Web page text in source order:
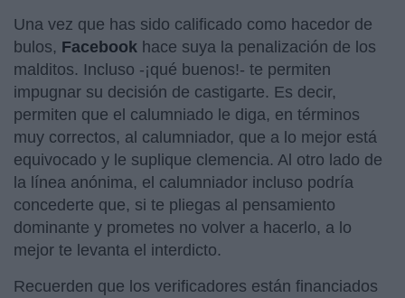
Una vez que has sido calificado como hacedor de
bulos, Facebook hace suya la penalización de los
malditos. Incluso -¡qué buenos!- te permiten
impugnar su decisión de castigarte. Es decir,
permiten que el calumniado le diga, en términos
muy correctos, al calumniador, que a lo mejor está
equivocado y le suplique clemencia. Al otro lado de
la línea anónima, el calumniador incluso podría
concederte que, si te pliegas al pensamiento
dominante y prometes no volver a hacerlo, a lo
mejor te levanta el interdicto.
Recuerden que los verificadores están financiados